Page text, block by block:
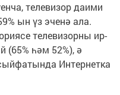
телевизор даими
ын үз эченә ала.
телевизорны ир-
(65% һәм 52%), ә
Интернетка